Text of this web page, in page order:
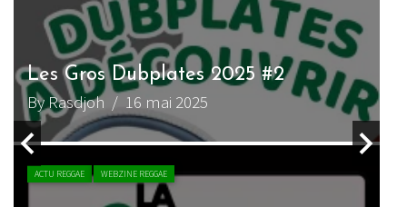
Les Gros Dubplates 2025 #2
By Rasdjoh / 16 mai 2025
ACTU REGGAE WEBZINE REGGAE